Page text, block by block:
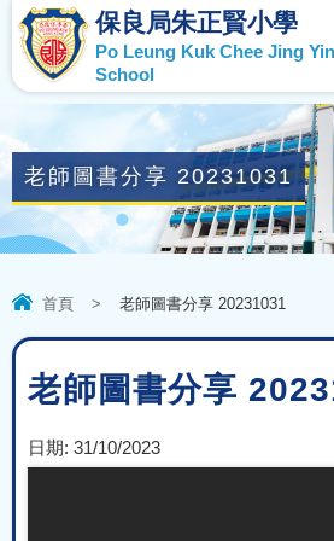
保良局朱正賢小學
Po Leung Kuk Chee Jing
School
老師圖書分享 20231031
首頁 > 老師圖書分享 20231031
老師圖書分享
日期: 31/10/2023